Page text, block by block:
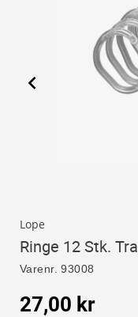
Lope
Ringe 12 Stk.
Varenr. 93008
27,00 kr